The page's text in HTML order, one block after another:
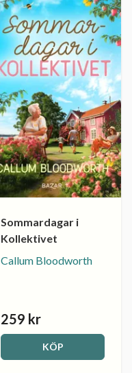
Sommardagar i
Kollektivet
Callum Bloodworth
259 kr
KÖP